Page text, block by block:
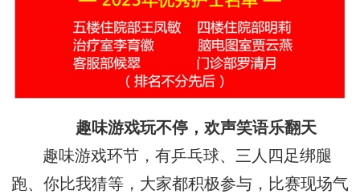
趣味游戏玩不停，欢声笑语乐翻天
趣味游戏环节，有乒乓球、三人四足绑腿
跑、你比我猜等，大家都积极参与，比赛现场气